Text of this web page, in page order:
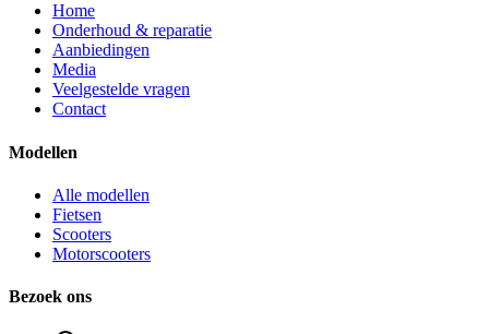
Home
Onderhoud & reparatie
Aanbiedingen
Media
Veelgestelde vragen
Contact
Modellen
Alle modellen
Fietsen
Scooters
Motorscooters
Bezoek ons